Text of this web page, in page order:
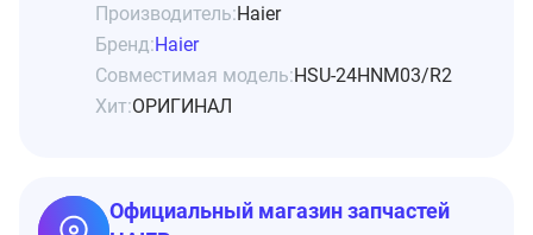
Производитель:Haier
Бренд:Haier
Совместимая модель:HSU-24HNM03/R2
Хит:ОРИГИНАЛ
Официальный магазин запчастей